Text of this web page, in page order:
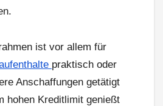
ist vor allem für
praktisch oder
Anschaffungen getätigt
hohen Kreditlimit genießt